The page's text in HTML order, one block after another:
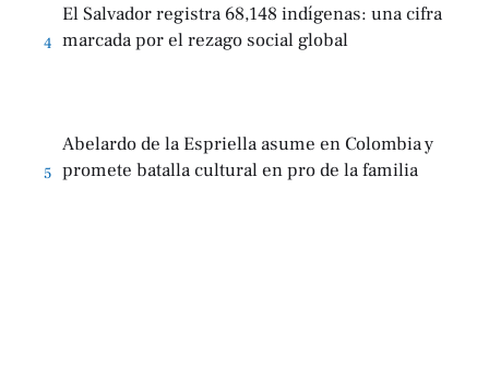
4
El Salvador registra 68,148 indígenas: una cifra
marcada por el rezago social global
5
Abelardo de la Espriella asume en Colombia y
promete batalla cultural en pro de la familia